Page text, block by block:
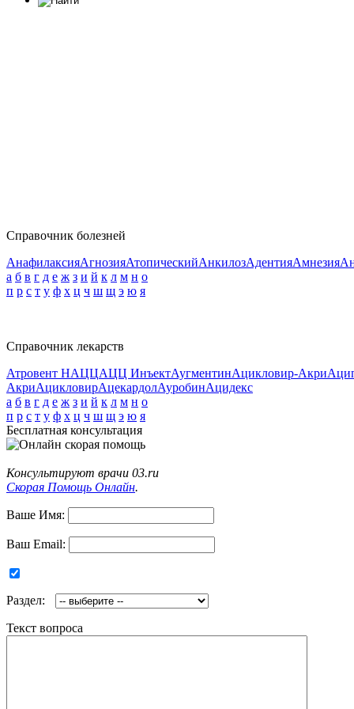
Справочник болезней
АнафилаксияАгнозияАтопическийАнкилозАдентияАмнезия
а б в г д е ж з и й к л м н о
п р с т у ф х ц ч ш щ э ю я
Справочник лекарств
Атровент НАЦЦАЦЦ ИнъектАугментинАцикловир-Акри
АкриАцикловирАцекардолАуробинАцидекс
а б в г д е ж з и й к л м н о
п р с т у ф х ц ч ш щ э ю я
Бесплатная консультация
Консультируют врачи 03.ru
Скорая Помощь Онлайн.
Ваше Имя:
Ваш Email:
Раздел:
Текст вопроса